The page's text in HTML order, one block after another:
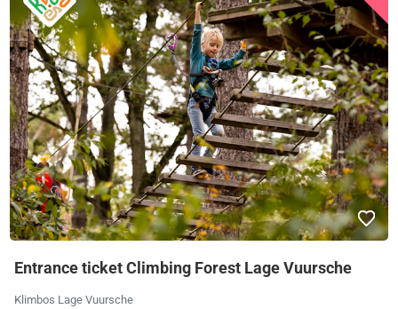
Entrance ticket Climbing Forest Lage Vuursche
Klimbos Lage Vuursche